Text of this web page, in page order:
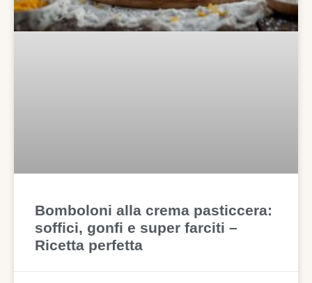
Bomboloni alla crema pasticcera:
soffici, gonfi e super farciti –
Ricetta perfetta